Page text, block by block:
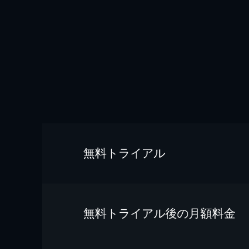
無料トライアル
無料トライアル後の⽉額料金